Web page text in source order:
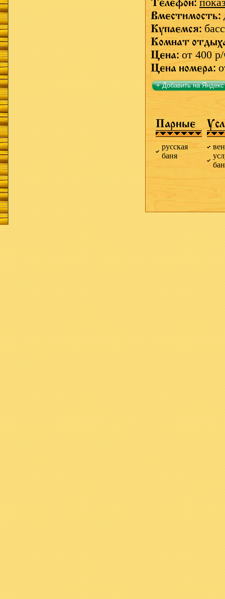
Вместимость:
Купаемся:
Комнат
Цена: от 400
Цена номера:
+ Добавить на Яндекс
Парные
русская
баня